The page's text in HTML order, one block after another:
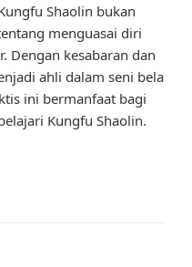
Shaolin bukan
menguasai diri
Dengan kesabaran dan
ahli dalam seni bela
ini bermanfaat bagi
Kungfu Shaolin.